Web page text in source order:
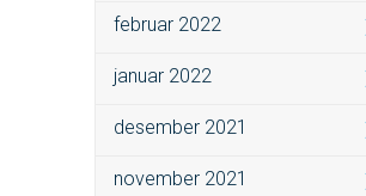
februar 2022
januar 2022
desember 2021
november 2021